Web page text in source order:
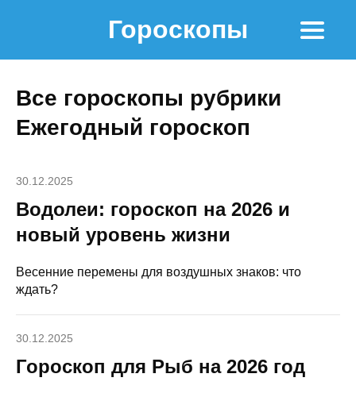
Гороскопы
Все гороскопы рубрики
Ежегодный гороскоп
30.12.2025
Водолеи: гороскоп на 2026 и
новый уровень жизни
Весенние перемены для воздушных знаков: что
ждать?
30.12.2025
Гороскоп для Рыб на 2026 год